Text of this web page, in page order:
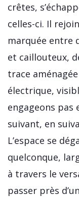
crêtes,
celles-ci. Il
marquée entre
et caillouteux,
trace
électrique,
engageons pas
suivant, en
L’espace se
quelconque,
à travers le
passer près